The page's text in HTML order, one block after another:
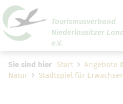
Tourismusverband
Niederlausitzer
e.V.
Sie sind hier Start Angebote
Natur
Stadtspiel für
Um Einstellungen
den Cookie-